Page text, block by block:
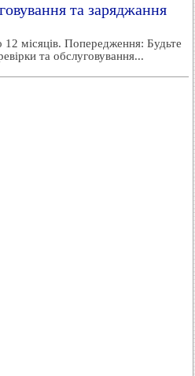
та заряджання
місяців. Попередження: Будьте
та обслуговування...